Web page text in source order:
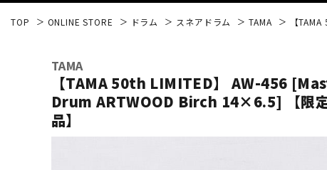
TOP ONLINE STORE ドラム スネアドラム TAMA 【
TAMA
【TAMA 50th LIMITED】 AW-456
Drum ARTWOOD Birch 14×6.5] 【限
品】